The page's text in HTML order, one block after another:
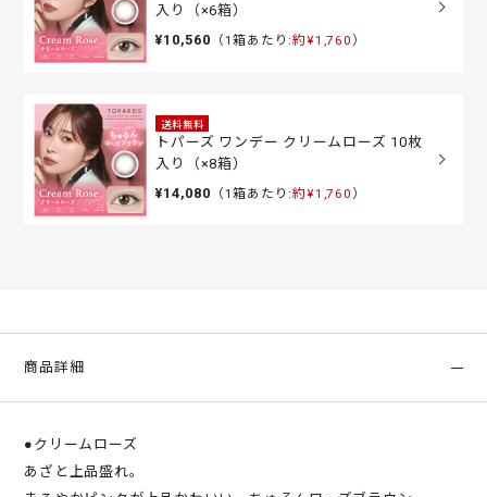
入り（×6箱）
¥10,560 （1箱あたり:約¥1,760 ）
送料無料
トパーズ ワンデー クリームローズ 10枚
入り（×8箱）
¥14,080 （1箱あたり:約¥1,760 ）
商品詳細
●クリームローズ
あざと上品盛れ。